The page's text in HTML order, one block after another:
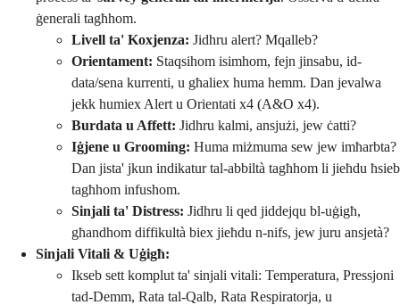
ġenerali tagħhom.
Livell ta' Koxjenza: Jidhru alert? Mqalleb?
Orientament: Staqsihom isimhom, fejn jinsabu, id-
data/sena kurrenti, u għaliex huma hemm. Dan jevalwa
jekk humiex Alert u Orientati x4 (A&O x4).
Burdata u Affett: Jidhru kalmi, ansjużi, jew ċatti?
Iġjene u Grooming: Huma miżmuma sew jew imħarbta?
Dan jista' jkun indikatur tal-abbiltà tagħhom li jieħdu ħsieb
tagħhom infushom.
Sinjali ta' Distress: Jidhru li qed jiddejqu bl-uġigħ,
għandhom diffikultà biex jieħdu n-nifs, jew juru ansjetà?
Sinjali Vitali & Uġigħ:
Ikseb sett komplut ta' sinjali vitali: Temperatura, Pressjoni
tad-Demm, Rata tal-Qalb, Rata Respiratorja, u